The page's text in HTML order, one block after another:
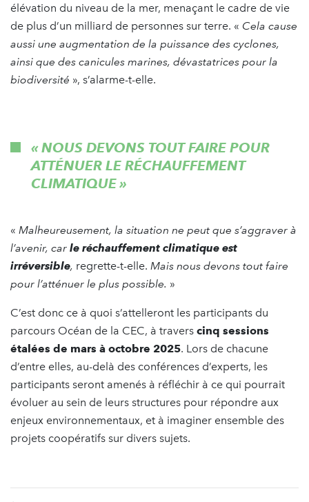
élévation du niveau de la mer, menaçant le cadre de vie
de plus d’un milliard de personnes sur terre. « Cela cause
aussi une augmentation de la puissance des cyclones,
ainsi que des canicules marines, dévastatrices pour la
biodiversité », s’alarme-t-elle.
« NOUS DEVONS TOUT FAIRE POUR
ATTÉNUER LE RÉCHAUFFEMENT
CLIMATIQUE »
« Malheureusement, la situation ne peut que s’aggraver à
l’avenir, car le réchauffement climatique est
irréversible, regrette-t-elle. Mais nous devons tout faire
pour l’atténuer le plus possible. »
C’est donc ce à quoi s’attelleront les participants du
parcours Océan de la CEC, à travers cinq sessions
étalées de mars à octobre 2025. Lors de chacune
d’entre elles, au-delà des conférences d’experts, les
participants seront amenés à réfléchir à ce qui pourrait
évoluer au sein de leurs structures pour répondre aux
enjeux environnementaux, et à imaginer ensemble des
projets coopératifs sur divers sujets.